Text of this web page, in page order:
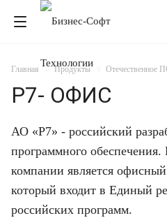
Главная Продукты Отечественное
Р7- ОФИС
АО «Р7» - российский
программного
компании является
который входит в Единый
российских программ.